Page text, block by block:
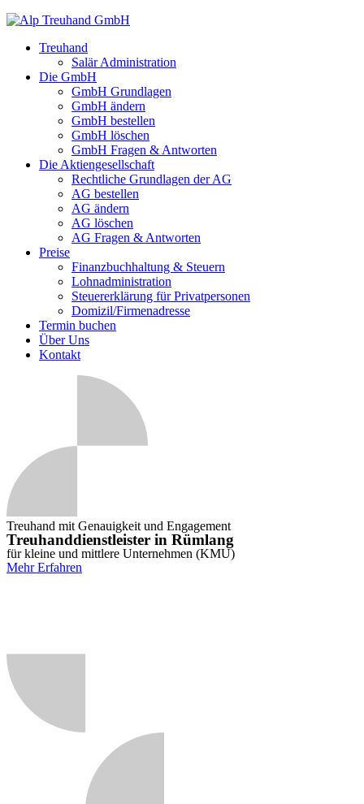
Treuhand
Salär Administration
Die GmbH
GmbH Grundlagen
GmbH ändern
GmbH bestellen
GmbH löschen
GmbH Fragen & Antworten
Die Aktiengesellschaft
Rechtliche Grundlagen der AG
AG bestellen
AG ändern
AG löschen
AG Fragen & Antworten
Preise
Finanzbuchhaltung & Steuern
Lohnadministration
Steuererklärung für Privatpersonen
Domizil/Firmenadresse
Termin buchen
Über Uns
Kontakt
Treuhand mit Genauigkeit und Engagement
Treuhanddienstleister in Rümlang
für kleine und mittlere Unternehmen (KMU)
Mehr Erfahren